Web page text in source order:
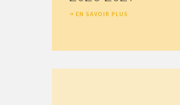
EN SAVOIR PLUS